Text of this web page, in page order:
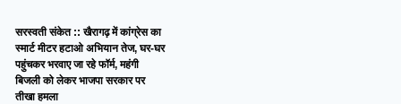
सरस्वती संकेत :: खैरागढ़ में कांग्रेस का
स्मार्ट मीटर हटाओ अभियान तेज, घर-घर
पहुंचकर भरवाए जा रहे फॉर्म, महंगी
बिजली को लेकर भाजपा सरकार पर
तीखा हमला